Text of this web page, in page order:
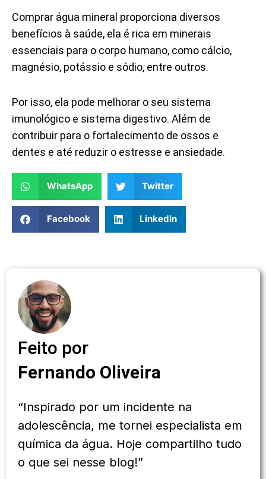
Comprar água mineral proporciona diversos
benefícios à saúde, ela é rica em minerais
essenciais para o corpo humano, como cálcio,
magnésio, potássio e sódio, entre outros.
Por isso, ela pode melhorar o seu sistema
imunológico e sistema digestivo. Além de
contribuir para o fortalecimento de ossos e
dentes e até reduzir o estresse e ansiedade.
WhatsApp Twitter
Facebook LinkedIn
Feito por
Fernando Oliveira
“Inspirado por um incidente na
adolescência, me tornei especialista em
química da água. Hoje compartilho tudo
o que sei nesse blog!”